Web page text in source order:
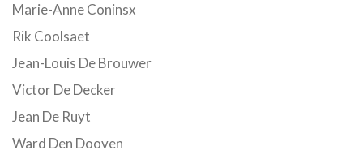
Marie-Anne Coninsx
Rik Coolsaet
Jean-Louis De Brouwer
Victor De Decker
Jean De Ruyt
Ward Den Dooven